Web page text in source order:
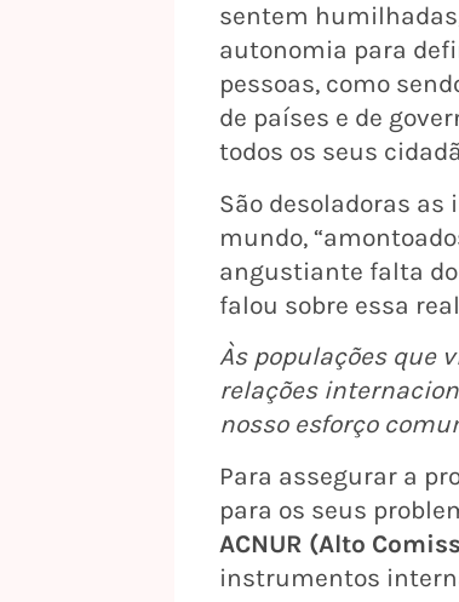
sentem
autonomia para
pessoas, como
de países e de
todos os seus
São desoladoras
mundo,
angustiante falta
falou sobre essa
Às populações que
relações
nosso esforço
Para assegurar a
para os seus
ACNUR (Alto
instrumentos